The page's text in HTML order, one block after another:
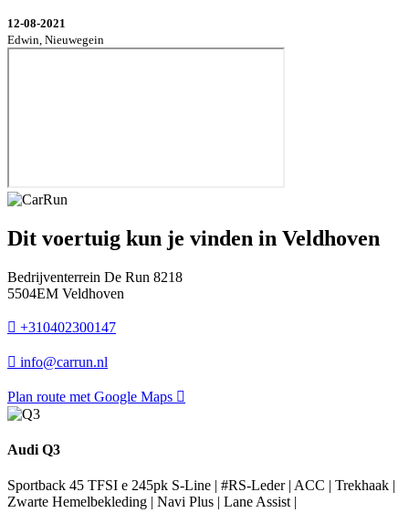
12-08-2021
Edwin, Nieuwegein
Dit voertuig kun je vinden in Veldhoven
Bedrijventerrein De Run 8218
5504EM Veldhoven
+310402300147
info@carrun.nl
Plan route met Google Maps
Audi Q3
Sportback 45 TFSI e 245pk S-Line | #RS-Leder | ACC | Trekhaak |
Zwarte Hemelbekleding | Navi Plus | Lane Assist |